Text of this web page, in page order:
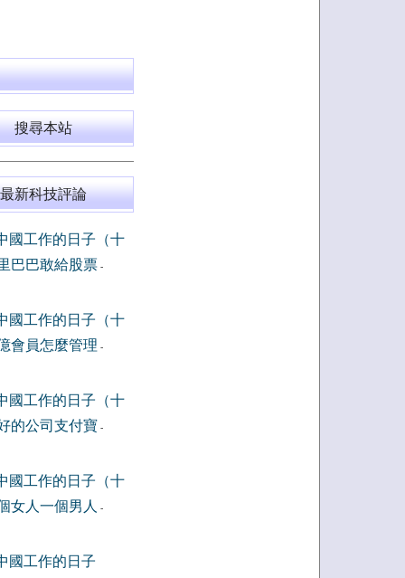
搜尋本站
最新科技評論
國工作的日子（十
巴巴敢給股票-
國工作的日子（十
會員怎麼管理 -
國工作的日子（十
的公司支付寶 -
國工作的日子（十
女人一個男人
-
國工作的日子